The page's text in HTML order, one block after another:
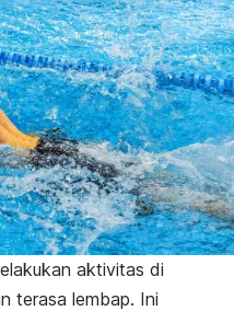
aktivitas di
terasa lembap. Ini